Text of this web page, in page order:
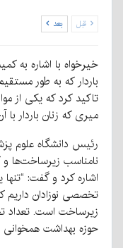
قبل بعد
خیرخواه با اشاره به
باردار که به طور
تاکید کرد که یکی از
میری که زنان باردار
رئیس دانشگاه علوم
نامناسب زیرساخت‌ها
اشاره کرد و گفت:
تخصصی نوزادان داریم
زیرساخت است. تعداد
حوزه بهداشت همخوانی